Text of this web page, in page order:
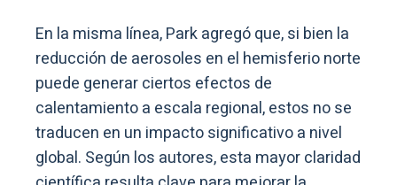
En la misma línea, Park agregó que, si bien la
reducción de aerosoles en el hemisferio norte
puede generar ciertos efectos de
calentamiento a escala regional, estos no se
traducen en un impacto significativo a nivel
global. Según los autores, esta mayor claridad